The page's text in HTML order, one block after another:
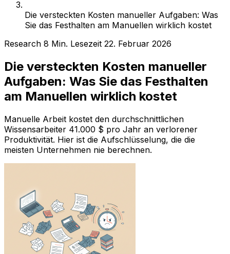
Die versteckten Kosten manueller Aufgaben: Was
Sie das Festhalten am Manuellen wirklich kostet
Research 8 Min. Lesezeit 22. Februar 2026
Die versteckten Kosten manueller
Aufgaben: Was Sie das Festhalten
am Manuellen wirklich kostet
Manuelle Arbeit kostet den durchschnittlichen
Wissensarbeiter 41.000 $ pro Jahr an verlorener
Produktivität. Hier ist die Aufschlüsselung, die die
meisten Unternehmen nie berechnen.